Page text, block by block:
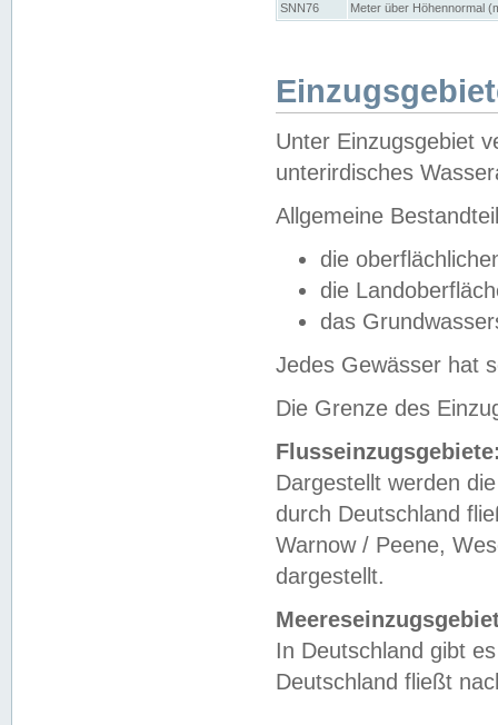
SNN76
Meter über Höhennormal
Unter Einzugsgebiet
unterirdisches
Allgemeine
die
die
das
Jedes Gewässer hat
Die Grenze des
Dargestellt werden
durch Deutschland
Warnow / Peene,
dargestellt.
In Deutschland gibt
Deutschland fließt